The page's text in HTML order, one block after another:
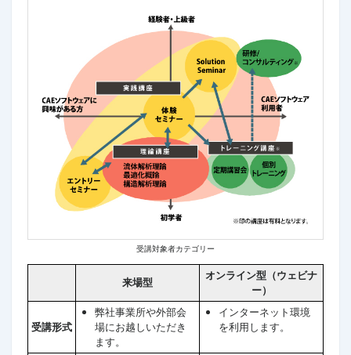
受講対象者カテゴリー
来場型
オンライン型（ウェビナ
ー）
受講形式
弊社事業所や外部会
場にお越しいただき
ます。
インターネット環境
を利用します。